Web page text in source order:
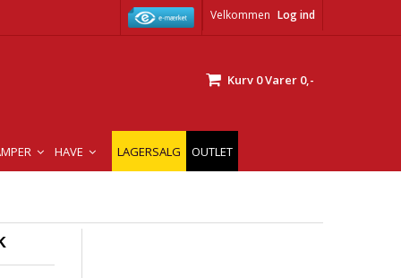
Velkommen Log ind
Kurv 0Varer 0,-
HAVE LAGERSALG OUTLET